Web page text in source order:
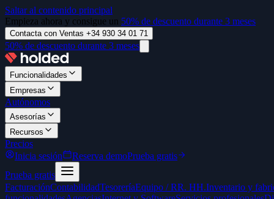
Saltar al contenido principal
Empieza ahora y consigue un 50% de descuento durante 3 meses
Contacta con Ventas +34 930 34 01 71
50% de descuento durante 3 meses
Funcionalidades
Empresas
Autónomos
Asesorías
Recursos
Precios
Inicia sesión
Reserva demoPrueba gratis
Prueba gratis
FacturaciónContabilidadTesoreríaEquipo / RR. HH.Inventario y